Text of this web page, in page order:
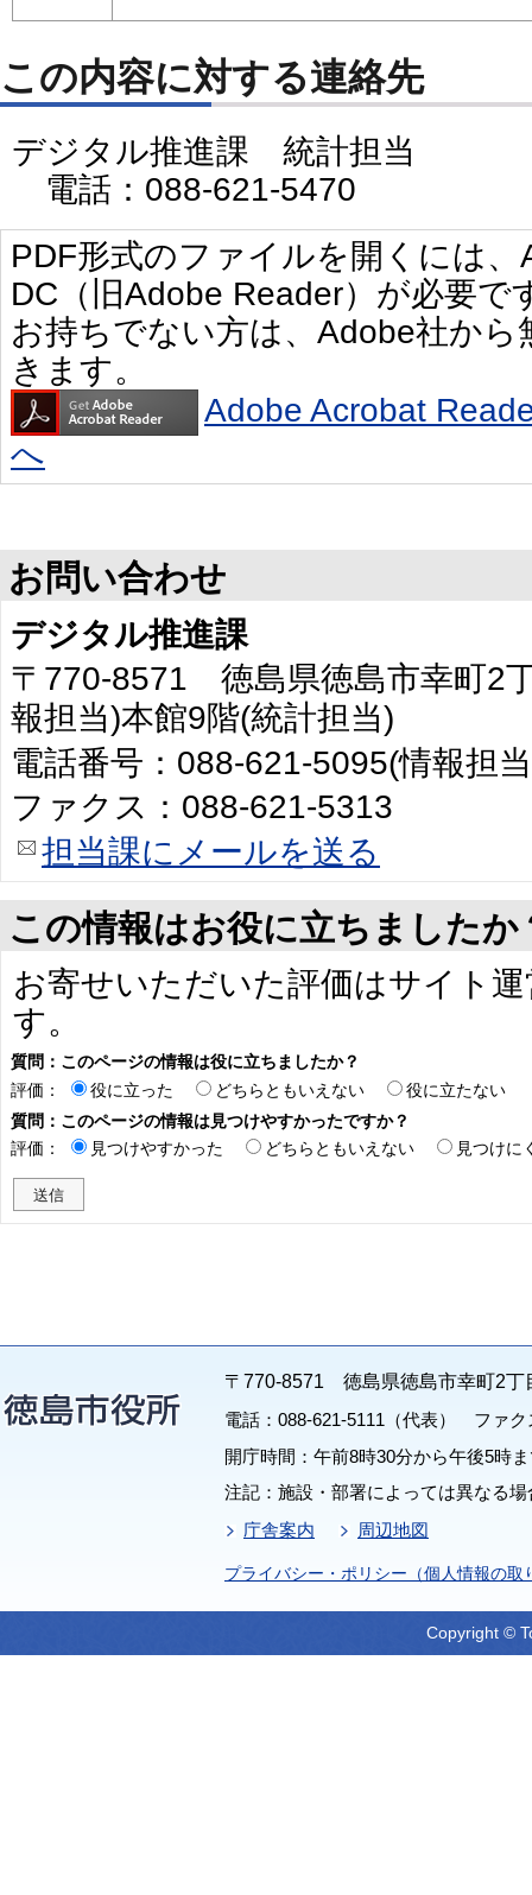
この内容に対する連絡先
デジタル推進課 統計担当
電話：088-621-5470
PDF形式のファイルを開くには
DC（旧Adobe Reader）が必要で
お持ちでない方は、Adobe社か
きます。
Adobe Acrobat
へ
お問い合わせ
デジタル推進課
〒770-8571 徳島県徳島市幸町2
報担当)本館9階(統計担当)
電話番号：088-621-5095(情報担
ファクス：088-621-5313
担当課にメールを送る
この情報はお役に立ちましたか
お寄せいただいた評価はサイト
す。
質問：このページの情報は役に立ちましたか？
評価：
役に立った どちらともいえない
役に立たない
質問：このページの情報は見つけやすかったですか？
評価：
見つけやすかった どちらともいえない 見つけに
〒770-8571 徳島県徳島市幸町2丁
電話：088-621-5111（代表） ファク
開庁時間：午前8時30分から午後5時
注記：施設・部署によっては異なる
庁舎案内
周辺地図
プライバシー・ポリシー（個人情報の取
Copyright ©